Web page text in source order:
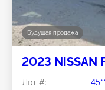
Будущая продажа
2023 NISSAN
Лот #: